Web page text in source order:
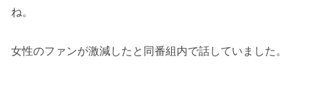
ね。
女性のファンが激減したと同番組内で話していました。